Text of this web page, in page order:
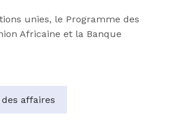
unies, le Programme des
Africaine et la Banque
affaires